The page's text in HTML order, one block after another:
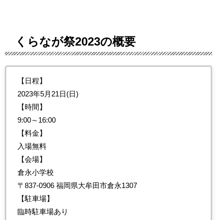
くらなが祭2023の概要
【日程】
2023年5月21日(日)
【時間】
9:00～16:00
【料金】
入場無料
【会場】
倉永小学校
〒837-0906 福岡県大牟田市倉永1307
【駐車場】
臨時駐車場あり